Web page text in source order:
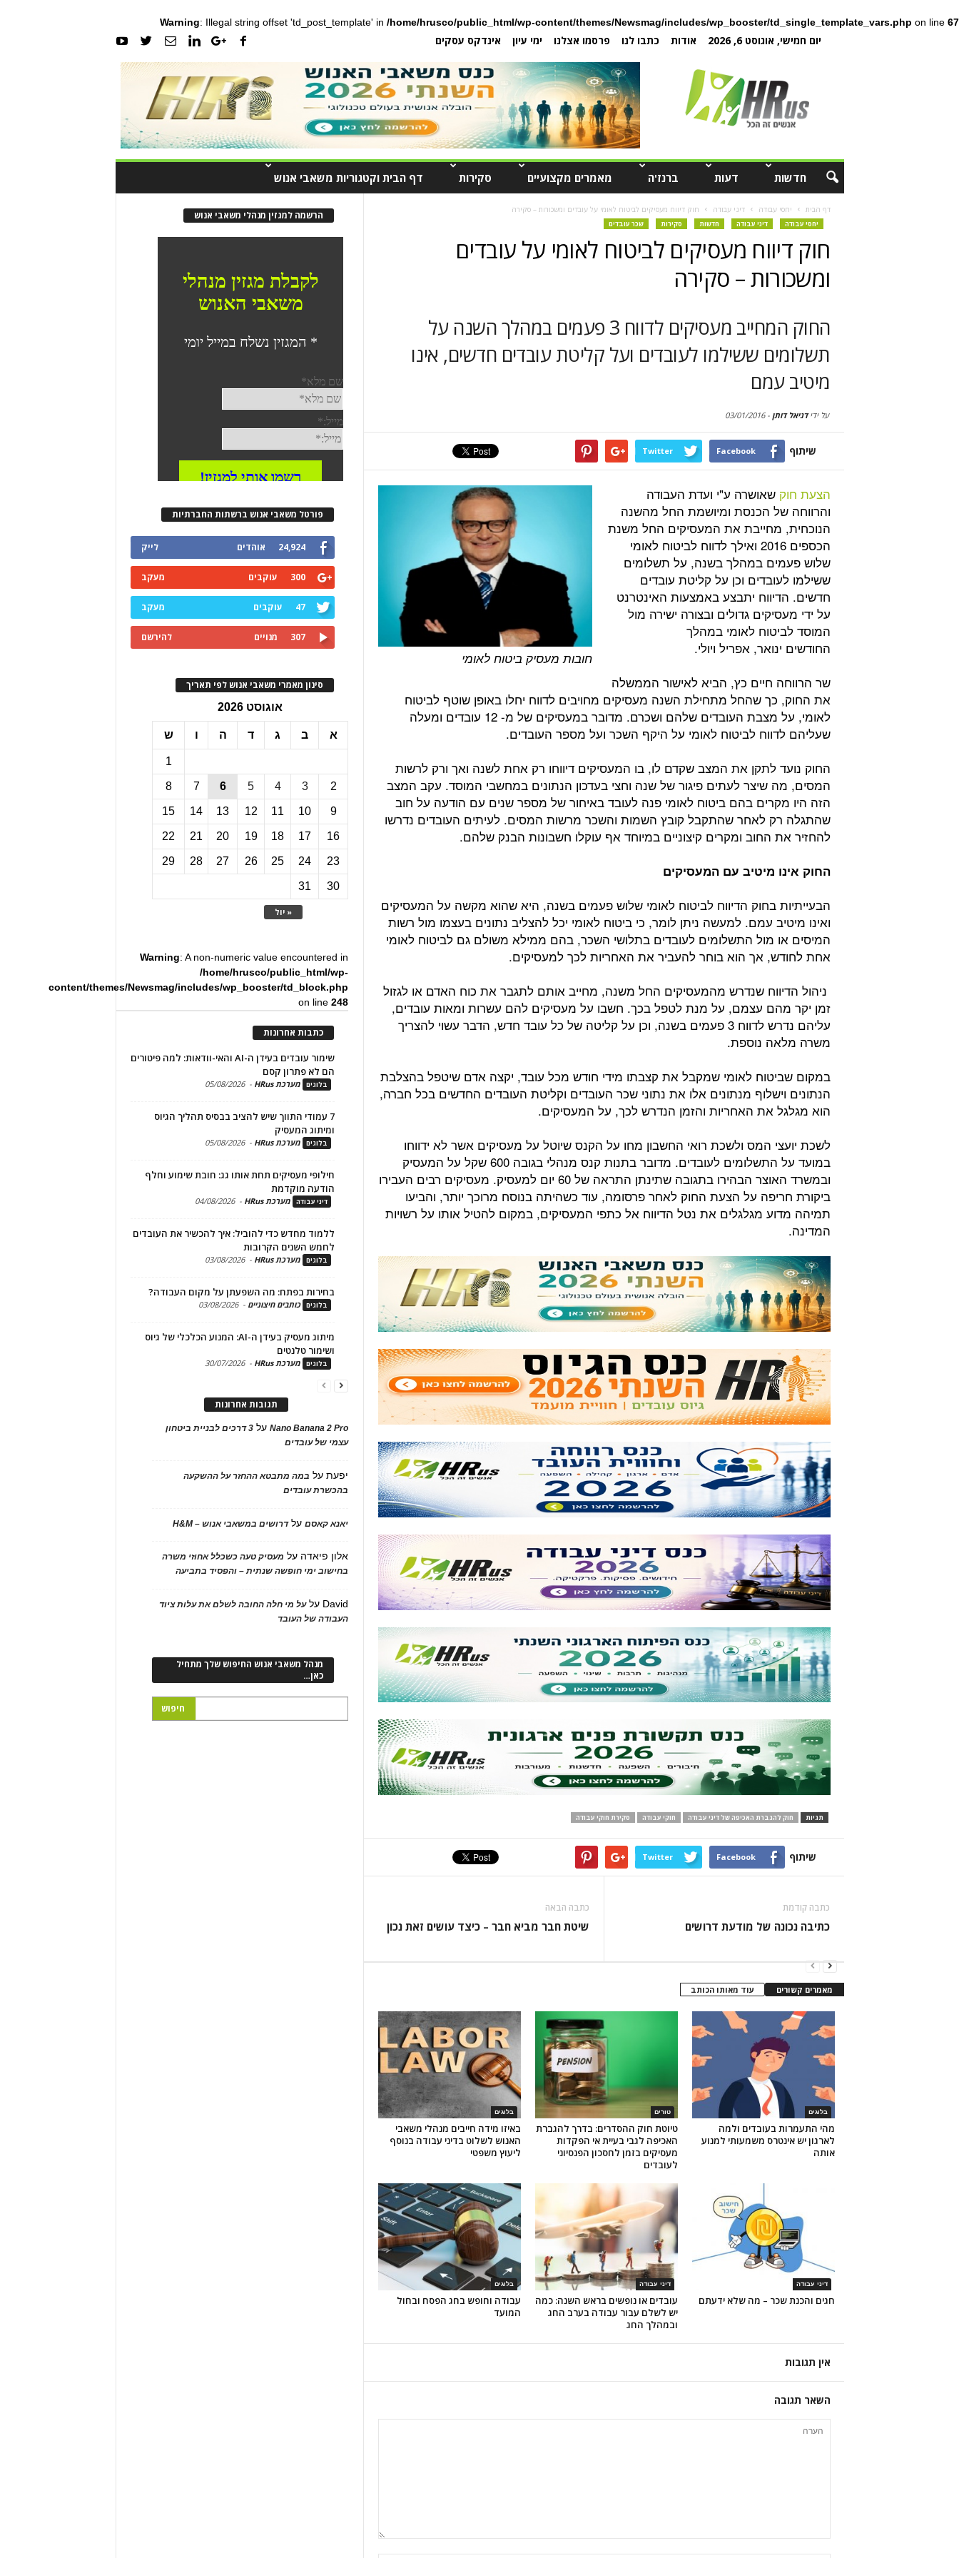
Warning: Illegal string offset 'td_post_template' in /home/hrusco/public_html/wp-content/themes/Newsmag/includes/wp_booster/td_single_template_vars.php on line 67
יום חמישי, אוגוסט 6, 2026 אודות כתבו לנו פרסמו אצלנו ימי עיון אינדקס עסקים
חדשות דעות ברנז'ה מאמרים מקצועיים סקירות דף הבית וקטגוריות משאבי אנוש
דף הבית יחסי עבודה דיני עבודה חוק דיווח מעסיקים לביטוח לאומי על עובדים ומשכורות – סקירה
יחסי עבודה דיני עבודה חדשות סקירות שכר עובדים
חוק דיווח מעסיקים לביטוח לאומי על עובדים
ומשכורות – סקירה
החוק המחייב מעסיקים לדווח 3 פעמים במהלך השנה על
תשלומים ששילמו לעובדים ועל קליטת עובדים חדשים, אינו
מיטיב עמם
על ידידניאל דותן -
03/01/2016
שיתוף Facebook
Twitter
חובות מעסיק ביטוח לאומי
הצעת חוק שאושרה ע"י ועדת העבודה
והרווחה של הכנסת ומיושמת החל מהשנה
הנוכחית, מחייבת את המעסיקים החל משנת
הכספים 2016 ואילך לדווח לביטוח לאומי
שלוש פעמים במהלך בשנה, על תשלומים
ששילמו לעובדים וכן על קליטת עובדים
חדשים. הדיווח יתבצע באמצעות האינטרנט
על ידי מעסיקים גדולים ובצורה ישירה מול
המוסד לביטוח לאומי במהלך
החודשים ינואר, אפריל ויולי.
שר הרווחה חיים כץ, הביא לאישור הממשלה
את החוק, כך שהחל מתחילת השנה מעסיקים מחויבים לדווח יחלו באופן שוטף לביטוח
לאומי, על מצבת העובדים שלהם ושכרם. מדובר במעסיקים של מ- 12 עובדים ומעלה
שעליהם לדווח לביטוח לאומי על היקף השכר ועל מספר העובדים.
החוק נועד לתקן את המצב שקדם לו, בו המעסיקים דיווחו רק אחת לשנה ואך ורק לרשות
המסים, מה שיצר לעתים פיגור של שנה וחצי בעדכון הנתונים במחשבי המוסד. עקב המצב
הזה היו מקרים בהם ביטוח לאומי פנה לעובד באיחור של מספר שנים עם הודעה על חוב
שהתגלה רק לאחר שהתקבל קובץ השמות והשכר מרשות המסים. לעיתים העובדים נדרשו
להחזיר את החוב ומקרים קיצוניים במיוחד אף עוקלו חשבונות הבנק שלהם.
החוק אינו מיטיב עם המעסיקים
הבעייתיות בחוק הדיווח לביטוח לאומי שלוש פעמים בשנה, היא שהוא מקשה על המעסיקים
ואינו מיטיב עמם. למעשה ניתן לומר, כי ביטוח לאומי יכל להצליב נתונים בעצמו מול רשות
המיסים או מול התשלומים לעובדים בתלושי השכר, בהם ממילא משולם גם לביטוח לאומי
אחת לחודש, אך הוא בוחר להעביר את האחריות לכך למעסיקים.
ניהול הדיווח שנדרש מהמעסיקים החל משנה, מחייב אותם לתגבר את כוח האדם או לגזול
זמן יקר מהם עצמם, על מנת לטפל בכך. חשבו על מעסיקים להם עשרות ומאות עובדים,
עליהם נדרש לדווח 3 פעמים בשנה, וכן על קליטה של כל עובד חדש, הדבר עשוי להצריך
משרה מלאה נוספת.
במקום שביטוח לאומי שמקבל את קצבתו מידי חודש מכל עובד, יקצה אדם שיטפל בהצלבת
הנתונים וישלוף מנתונים אלו את נתוני שכר העובדים וקליטת העובדים החדשים בכל חברה,
הוא מגלגל את האחריות והזמן הנדרש לכך, על המעסיקים.
לשכת יועצי המס ולשכת רואי החשבון מחו על הקנס שיוטל על מעסיקים אשר לא ידווחו
במועד על התשלומים לעובדים. מדובר בתנות קנס מנהלי בגובה 600 שקל על המעסיק
ובמשרד האוצר הבהירו בתגובה שתינתן התראה של 60 יום למעסיק. מעסיקים רבים העבירו
ביקורת חריפה על הצעת החוק לאחר פרסומה, עוד כשהיתה בנוסח מרוכך יותר, והביעו
תמיהה מדוע מגלגלים את נטל הדיווח אל כתפי המעסיקים, במקום להטיל אותו על רשויות
המדינה.
תגיות חוק להגברת האכיפה של דיני עבודה חוקי עבודה סקירת חוקי עבודה
שיתוף Facebook
Twitter
כתבה קודמת
כתיבה נכונה של מודעת דרושים
כתבה הבאה
שיטת חבר מביא חבר – כיצד עושים זאת נכון
מאמרים קשורים עוד מאותו הכותב
בלוגים
באיזו מידה חייבים מנהלי משאבי
האנוש לשלוט בדיני עבודה בנוסף
ליעוץ משפטי
טורים
טיוטת חוק ההסדרים: בדרך להגברת
האכיפה לגבי בעיית אי הפקדות
מעסיקים בזמן לחסכון הפנסיוני
לעובדים
בלוגים
מהי התעמרות בעובדים ולמה
לארגון יש אינטרס משמעותי למנוע
אותה
בלוגים
עבודה וחופש בחג הפסח ובחול
המועד
דיני עבודה
עובדים או נופשים בראש השנה: כמה
יש לשלם עבור עבודה בערב החג
ובמהלך החג
דיני עבודה
חגים והכנת שכר – מה שלא ידעתם
אין תגובות
השאר תגובה
הרשמה למגזין מנהלי משאבי אנוש
פורטל משאבי אנוש ברשתות החברתיות
24,924 אוהדים לייק
300 עוקבים מעקב
47 עוקבים מעקב
307 מנויים להירשם
סינון מאמרי משאבי אנוש לפי תאריך
אוגוסט 2026
א ב ג ד ה ו ש
« יול
1
2
3
4
5
6
7
8
9
10
11
12
13
14
15
16
17
18
19
20
21
22
23
24
25
26
27
28
29
30
31
Warning: A non-numeric value encountered in
/home/hrusco/public_html/wp-
content/themes/Newsmag/includes/wp_booster/td_block.php
on line248
כתבות אחרונות
שימור עובדים בעידן ה-AI והאי-וודאות: למה פיטורים
הם לא פתרון קסם
בלוגים מערכת HRus -
05/08/2026
7 עמודי התווך שיש להציב בבסיס תהליך הגיוס
ומיתוג המעסיק
בלוגים מערכת HRus -
05/08/2026
חילופי מעסיקים תחת אותו גג: חובת שימוע וחלף
הודעה מוקדמת
דיני עבודה מערכת HRus -
04/08/2026
ללמוד מחדש כדי להוביל: איך להכשיר את העובדים
לחמש השנים הקרובות
בלוגים מערכת HRus -
03/08/2026
בחירות בפתח: מה השפעתן על מקום העבודה?
בלוגים כותבים חיצוניים -
03/08/2026
מיתוג מעסיק בעידן ה-AI: המנוע הכלכלי של גיוס
ושימור טלנטים
בלוגים מערכת HRus -
30/07/2026
תגובות אחרונות
Nano Banana 2 Proעל 3 דרכים לבניית ביטחון
עצמי של עובדים
יפעתעל במה מתבטא ההחזר על ההשקעה
בהכשרת עובדים
יאנא קאסםעלדרושים במשאבי אנוש – H&M
אלון פיאדה על מעסיק טעה כשכלל אחוזי משרה
בחישוב ימי חופשה שנתית – והפסיד בתביעה
David עלעל מי חלה החובה לשלם את עלות ציוד
העבודה של העובד
מנהל משאבי אנוש החיפוש שלך מתחיל
כאן…